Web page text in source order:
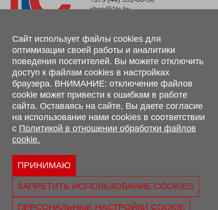
shop@1tc.by
Магазин, склад
г. Минск, Минский р-н, п. Привольный, ул. Мира, 20А,
223062
г. Брест, ул. Лейтенанта Рябцева, 108 В, 224701
Обращаем Ваше внимание, что вся предоставленная на сайте
информация, касающаяся комплектаций, технических
характеристик, цветовых сочетаний, а также стоимости и
сервисного обслуживания носит информационный характер и
не является публичной офертой, определяемой п.2 ст.407
Гражданского кодекса Республики Беларусь.
Политика обработки персональных данных
Политикой в отношении обработки файлов cookie.
Свидетельство о регистрации №290667530 выдано 02.02.2009
Сайт использует файлы cookies для
оптимизации своей работы и аналитики
поведения посетителей. Вы можете отключить
доступ к файлам cookies в настройках
браузера. ВНИМАНИЕ: отключение файлов
cookie может привести к ошибкам в работе
сайта. Оставаясь на сайте, Вы даете согласие
на использование нами cookies в соответствии
с Политикой в отношении обработки файлов
cookie.
ПРИНИМАЮ
ЗАПРЕТИТЬ ИСПОЛЬЗОВАНИЕ COOKIES
ПЕРСОНАЛЬНЫЕ НАСТРОЙКИ COOKIE